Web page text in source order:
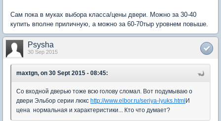
Сам пока в муках выбора класса/цены двери. Можно за 30-40
купить вполне приличную, а можно за 60-70тыр уровнем повыше.
Psysha
30 Sep 2015
maxtgn, on 30 Sept 2015 - 08:45:
Со входной дверью тоже всю голову сломал. Вот подумываю о
двери Эльбор серии люкс http://www.elbor.ru/seriya-lyuks.html И
цена нормальная и характеристики... Кто что думает?